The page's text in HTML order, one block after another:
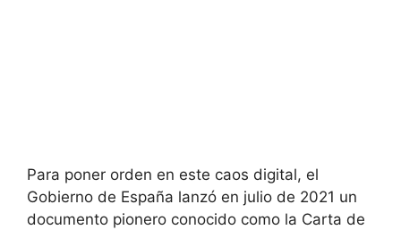
Para poner orden en este caos digital, el
Gobierno de España lanzó en julio de 2021 un
documento pionero conocido como la Carta de